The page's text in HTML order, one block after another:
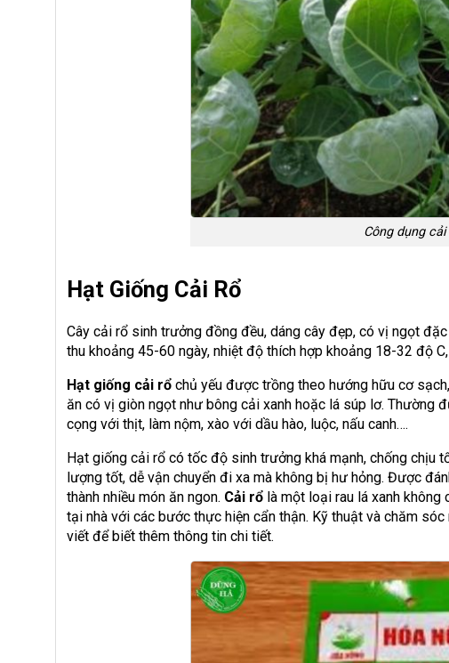
Công dụng cải
Hạt Giống Cải Rổ
Cây cải rổ sinh trưởng đồng đều, dáng cây đẹp, có vị ngọt
thu khoảng 45-60 ngày, nhiệt độ thích hợp khoảng 18-32 độ
Hạt giống cải rổ chủ yếu được trồng theo hướng hữu cơ
ăn có vị giòn ngọt như bông cải xanh hoặc lá súp lơ. Thường
cọng với thịt, làm nộm, xào với dầu hào, luộc, nấu canh….
Hạt giống cải rổ có tốc độ sinh trưởng khá mạnh, chống chịu
lượng tốt, dễ vận chuyển đi xa mà không bị hư hỏng. Được
thành nhiều món ăn ngon. Cải rổ là một loại rau lá xanh không
tại nhà với các bước thực hiện cẩn thận. Kỹ thuật và chăm
viết để biết thêm thông tin chi tiết.